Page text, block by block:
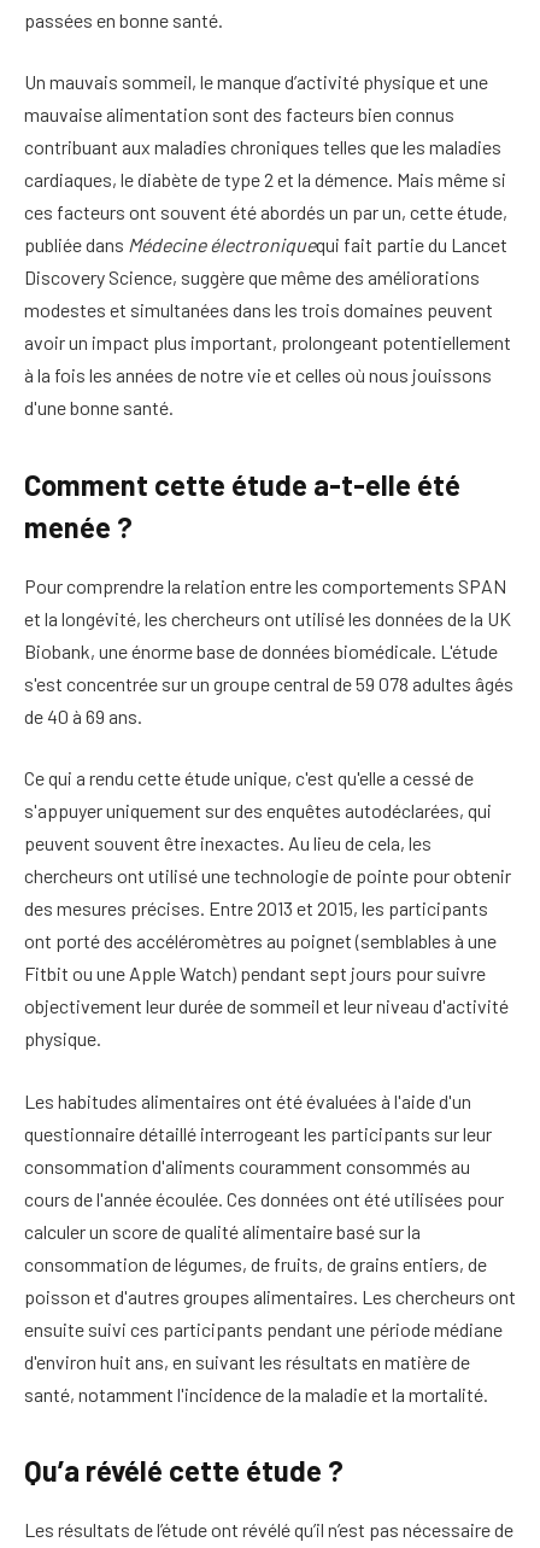
passées en bonne santé.
Un mauvais sommeil, le manque d’activité physique et une
mauvaise alimentation sont des facteurs bien connus
contribuant aux maladies chroniques telles que les maladies
cardiaques, le diabète de type 2 et la démence. Mais même si
ces facteurs ont souvent été abordés un par un, cette étude,
publiée dans Médecine électroniquequi fait partie du Lancet
Discovery Science, suggère que même des améliorations
modestes et simultanées dans les trois domaines peuvent
avoir un impact plus important, prolongeant potentiellement
à la fois les années de notre vie et celles où nous jouissons
d'une bonne santé.
Comment cette étude a-t-elle été
menée ?
Pour comprendre la relation entre les comportements SPAN
et la longévité, les chercheurs ont utilisé les données de la UK
Biobank, une énorme base de données biomédicale. L'étude
s'est concentrée sur un groupe central de 59 078 adultes âgés
de 40 à 69 ans.
Ce qui a rendu cette étude unique, c'est qu'elle a cessé de
s'appuyer uniquement sur des enquêtes autodéclarées, qui
peuvent souvent être inexactes. Au lieu de cela, les
chercheurs ont utilisé une technologie de pointe pour obtenir
des mesures précises. Entre 2013 et 2015, les participants
ont porté des accéléromètres au poignet (semblables à une
Fitbit ou une Apple Watch) pendant sept jours pour suivre
objectivement leur durée de sommeil et leur niveau d'activité
physique.
Les habitudes alimentaires ont été évaluées à l'aide d'un
questionnaire détaillé interrogeant les participants sur leur
consommation d'aliments couramment consommés au
cours de l'année écoulée. Ces données ont été utilisées pour
calculer un score de qualité alimentaire basé sur la
consommation de légumes, de fruits, de grains entiers, de
poisson et d'autres groupes alimentaires. Les chercheurs ont
ensuite suivi ces participants pendant une période médiane
d'environ huit ans, en suivant les résultats en matière de
santé, notamment l'incidence de la maladie et la mortalité.
Qu’a révélé cette étude ?
Les résultats de l’étude ont révélé qu’il n’est pas nécessaire de